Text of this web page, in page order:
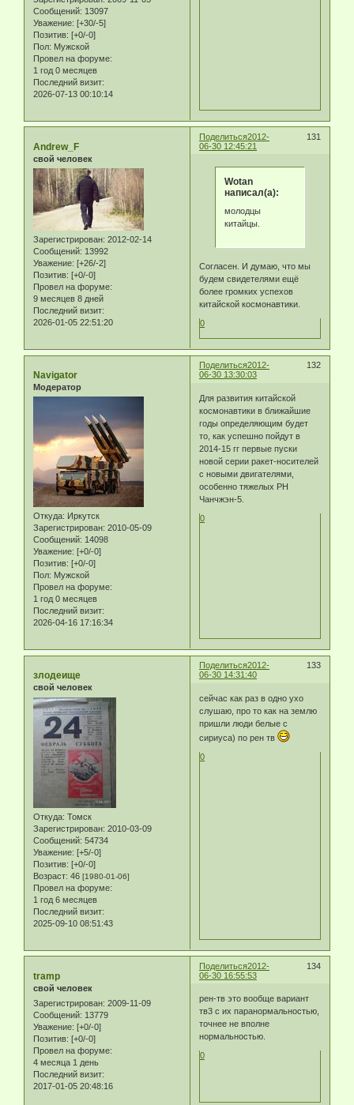
Сообщений: 13097
Уважение: [+30/-5]
Позитив: [+0/-0]
Пол: Мужской
Провел на форуме:
1 год 0 месяцев
Последний визит:
2026-07-13 00:10:14
Поделиться 131
2012-
06-30 12:45:21
Andrew_F
свой человек
Зарегистрирован: 2012-02-14
Сообщений: 13992
Уважение: [+26/-2]
Позитив: [+0/-0]
Провел на форуме:
9 месяцев 8 дней
Последний визит:
2026-01-05 22:51:20
Wotan
написал(а):
молодцы
китайцы.
Согласен. И думаю, что мы
будем свидетелями ещё
более громких успехов
китайской космонавтики.
0
Поделиться 132
2012-
06-30 13:30:03
Navigator
Модератор
Откуда: Иркутск
Зарегистрирован: 2010-05-09
Сообщений: 14098
Уважение: [+0/-0]
Позитив: [+0/-0]
Пол: Мужской
Провел на форуме:
1 год 0 месяцев
Последний визит:
2026-04-16 17:16:34
Для развития китайской
космонавтики в ближайшие
годы определяющим будет
то, как успешно пойдут в
2014-15 гг первые пуски
новой серии ракет-носителей
с новыми двигателями,
особенно тяжелых РН
Чанчжэн-5.
0
Поделиться 133
2012-
06-30 14:31:40
злодеище
свой человек
Откуда: Томск
Зарегистрирован: 2010-03-09
Сообщений: 54734
Уважение: [+5/-0]
Позитив: [+0/-0]
Возраст: 46 [1980-01-06]
Провел на форуме:
1 год 6 месяцев
Последний визит:
2025-09-10 08:51:43
сейчас как раз в одно ухо
слушаю, про то как на землю
пришли люди белые с
сириуса) по рен тв
0
Поделиться 134
2012-
06-30 16:55:53
tramp
свой человек
Зарегистрирован: 2009-11-09
Сообщений: 13779
Уважение: [+0/-0]
Позитив: [+0/-0]
Провел на форуме:
4 месяца 1 день
Последний визит:
2017-01-05 20:48:16
рен-тв это вообще вариант
тв3 с их паранормальностью,
точнее не вполне
нормальностью.
0